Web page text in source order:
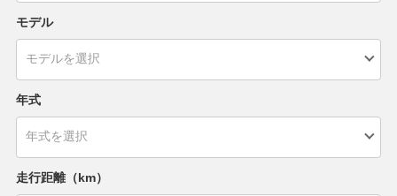
モデル
年式
走行距離（km）